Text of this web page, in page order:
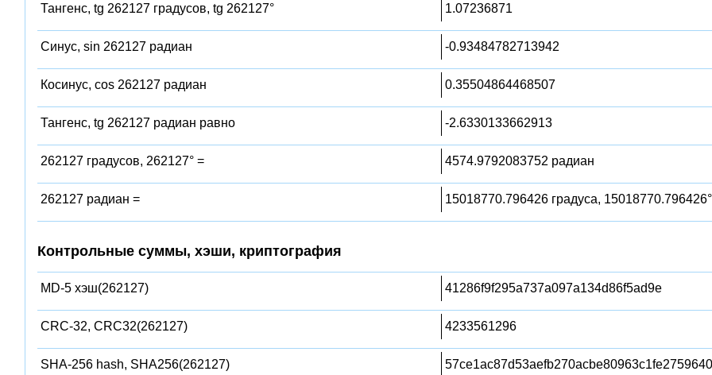
Тангенс, tg 262127 градусов, tg 262127° 1.07236871
Синус, sin 262127 радиан -0.93484782713942
Косинус, cos 262127 радиан 0.35504864468507
Тангенс, tg 262127 радиан равно -2.6330133662913
262127 градусов, 262127° = 4574.9792083752 радиан
262127 радиан = 15018770.796426 градуса, 15018770.796426°
Контрольные суммы, хэши, криптография
MD-5 хэш(262127) 41286f9f295a737a097a134d86f5ad9e
CRC-32, CRC32(262127) 4233561296
SHA-256 hash, SHA256(262127)